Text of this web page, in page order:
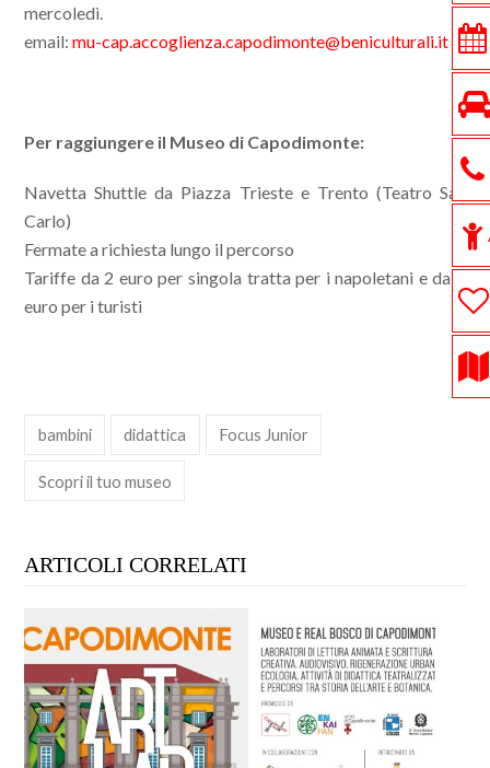
mercoledì.
email: mu-cap.accoglienza.capodimonte@beniculturali.it
Per raggiungere il Museo di Capodimonte:
Navetta Shuttle da Piazza Trieste e Trento (Teatro San
Carlo)
Fermate a richiesta lungo il percorso
Tariffe da 2 euro per singola tratta per i napoletani e da 5
euro per i turisti
bambini didattica Focus Junior
Scopri il tuo museo
ARTICOLI CORRELATI